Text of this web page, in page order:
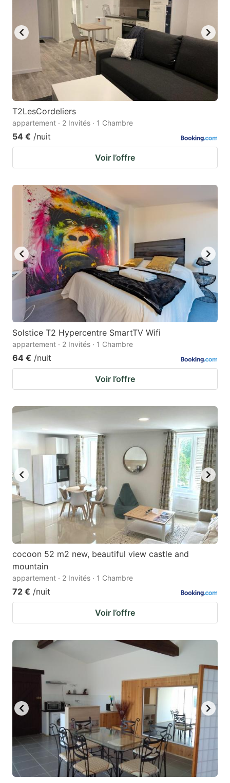
T2LesCordeliers
appartement · 2 Invités · 1 Chambre
54 € /nuit
Voir l’offre
Solstice T2 Hypercentre SmartTV Wifi
appartement · 2 Invités · 1 Chambre
64 € /nuit
Voir l’offre
cocoon 52 m2 new, beautiful view castle and
mountain
appartement · 2 Invités · 1 Chambre
72 € /nuit
Voir l’offre